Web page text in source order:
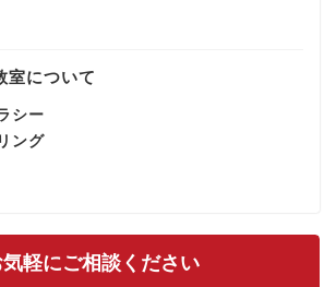
室について
シー
ング
軽にご相談ください